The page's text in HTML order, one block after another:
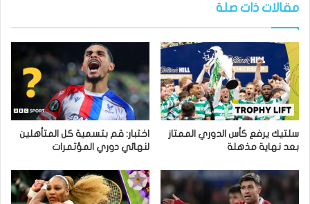
مقالات ذات صلة
سلتيك يرفع كأس الدوري الممتاز
بعد نهاية مذهلة
اختبار: قم بتسمية كل المتأهلين
لنهائي دوري المؤتمرات